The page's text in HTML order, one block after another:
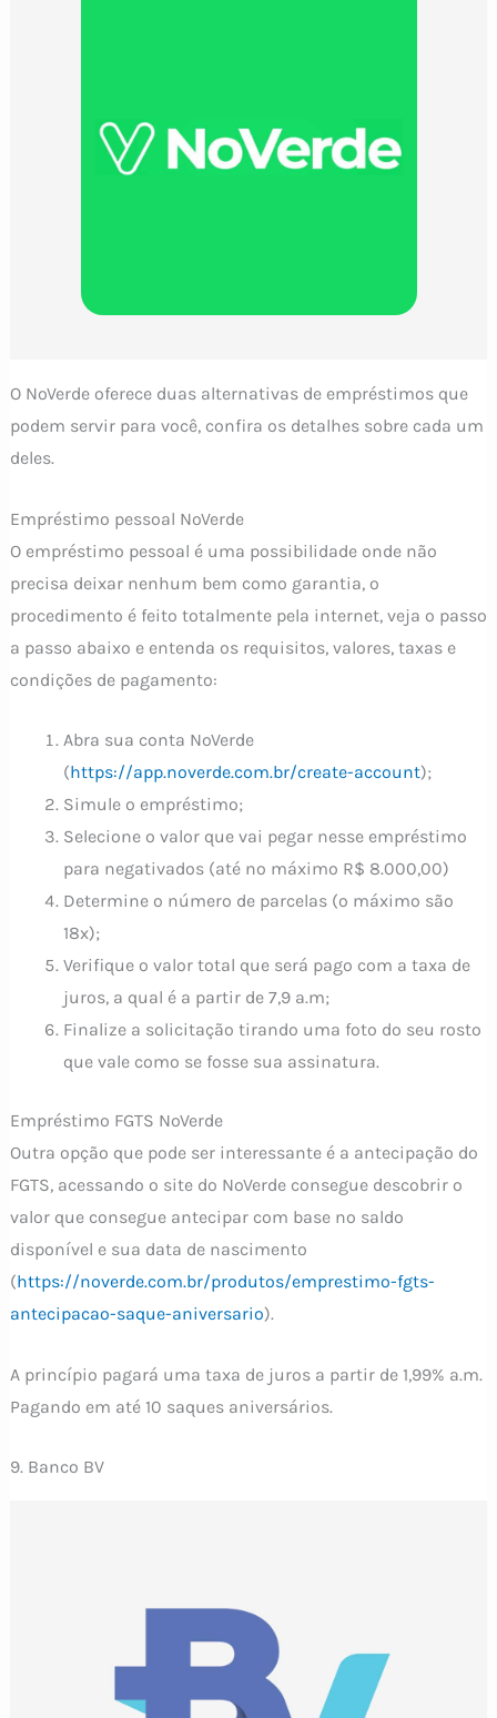
O NoVerde oferece duas alternativas de empréstimos que
podem servir para você, confira os detalhes sobre cada um
deles.
Empréstimo pessoal NoVerde
O empréstimo pessoal é uma possibilidade onde não
precisa deixar nenhum bem como garantia, o
procedimento é feito totalmente pela internet, veja o passo
a passo abaixo e entenda os requisitos, valores, taxas e
condições de pagamento:
Abra sua conta NoVerde
(https://app.noverde.com.br/create-account);
Simule o empréstimo;
Selecione o valor que vai pegar nesse empréstimo
para negativados (até no máximo R$ 8.000,00)
Determine o número de parcelas (o máximo são
18x);
Verifique o valor total que será pago com a taxa de
juros, a qual é a partir de 7,9 a.m;
Finalize a solicitação tirando uma foto do seu rosto
que vale como se fosse sua assinatura.
Empréstimo FGTS NoVerde
Outra opção que pode ser interessante é a antecipação do
FGTS, acessando o site do NoVerde consegue descobrir o
valor que consegue antecipar com base no saldo
disponível e sua data de nascimento
(https://noverde.com.br/produtos/emprestimo-fgts-
antecipacao-saque-aniversario).
A princípio pagará uma taxa de juros a partir de 1,99% a.m.
Pagando em até 10 saques aniversários.
9. Banco BV